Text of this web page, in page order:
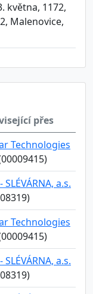
května, 1172,
Malenovice,
přes
Technologies
SLÉVÁRNA, a.s.
Technologies
SLÉVÁRNA, a.s.